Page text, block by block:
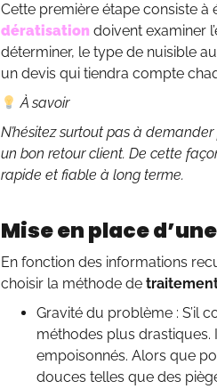
Cette première étape consiste à
dératisation doivent examiner
déterminer, le type de nuisible
un devis qui tiendra compte
À savoir
N’hésitez surtout pas à
un bon retour client. De cette
rapide et fiable à long terme.
Mise en place
En fonction des informations
choisir la méthode de
Gravité du problème : S’il
méthodes plus
empoisonnés. Alors que
douces telles que des